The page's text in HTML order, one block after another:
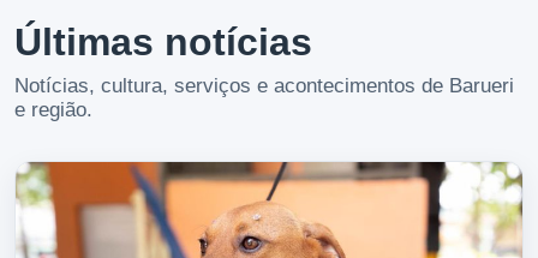
Últimas notícias
Notícias, cultura, serviços e acontecimentos de Barueri
e região.